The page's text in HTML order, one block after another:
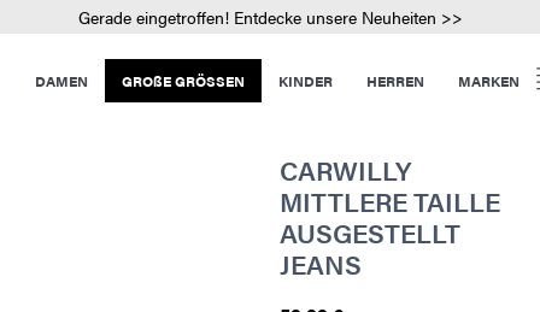
Gerade eingetroffen! Entdecke unsere Neuheiten >>
DAMEN GROßE GRÖSSEN KINDER HERREN MARKEN
CARWILLY
MITTLERE TAILLE
AUSGESTELLT
JEANS